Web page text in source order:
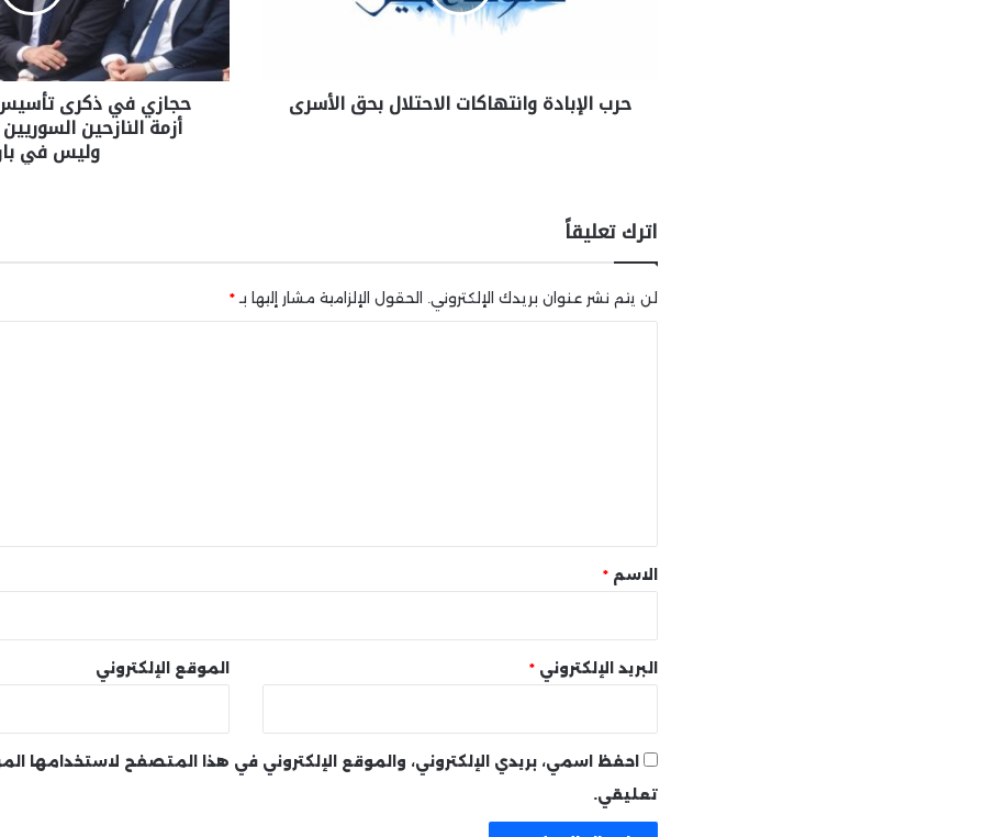
حرب الإبادة وانتهاكات الاحتلال بحق الأسرى حجازي في ذكرى
أزمة النازحين
وليس في
اترك تعليقاً
لن يتم نشر عنوان بريدك الإلكتروني. الحقول الإلزامية مشار إليها بـ *
* الاسم *
البريد الإلكتروني * الموقع الإلكتروني
احفظ اسمي، بريدي الإلكتروني، والموقع الإلكتروني في هذا المتصفح لاستخدامها
تعليقي.